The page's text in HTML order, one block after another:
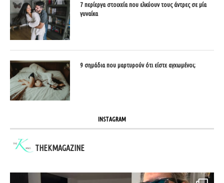
7 περίεργα στοιχεία που ελκύουν τους άντρες σε μία
γυναίκα
9 σημάδια που μαρτυρούν ότι είστε αγχωμένοι;
INSTAGRAM
THEKMAGAZINE